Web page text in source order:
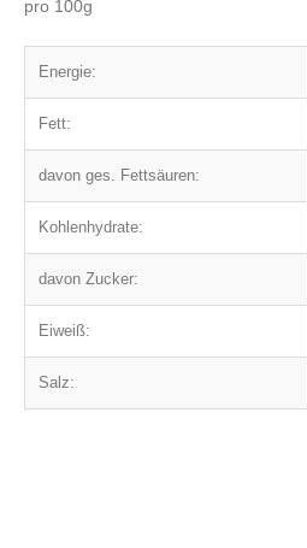
pro 100g
Energie:
Fett:
davon ges. Fettsäuren:
Kohlenhydrate:
davon Zucker:
Eiweiß:
Salz: